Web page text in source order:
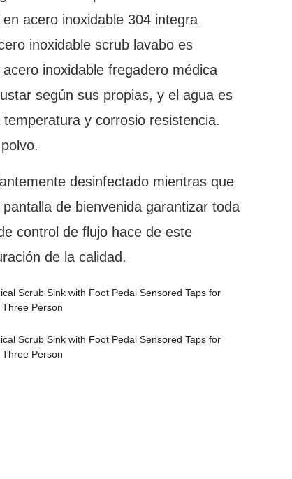
acero inoxidable 304 integra
inoxidable scrub lavabo es
inoxidable fregadero médica
según sus propias, y el agua es
y corrosio resistencia.
desinfectado mientras que
de bienvenida garantizar toda
control de flujo hace de este
de la calidad.